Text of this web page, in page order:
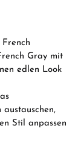
Gray mit
edlen Look
Stil anpassen